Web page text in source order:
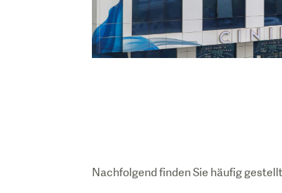
Nachfolgend finden Sie häufig